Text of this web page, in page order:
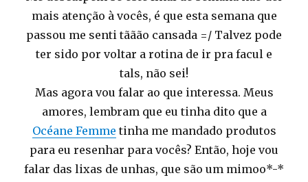
mais atenção à vocês, é que esta semana que
passou me senti tããão cansada =/ Talvez pode
ter sido por voltar a rotina de ir pra facul e
tals, não sei!
Mas agora vou falar ao que interessa. Meus
amores, lembram que eu tinha dito que a
Océane Femme tinha me mandado produtos
para eu resenhar para vocês? Então, hoje vou
falar das lixas de unhas, que são um mimoo*-*